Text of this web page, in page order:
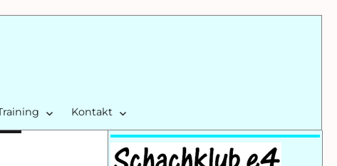
Kontakt